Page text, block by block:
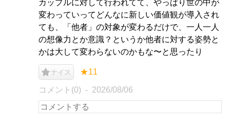
カップルに対して行われてて、やっぱり世の中が
変わっていってどんなに新しい価値観が導入され
ても、「他者」の対象が変わるだけで、一人一人
の想像力とか意識？というか他者に対する姿勢と
かは大して変わらないのかもな〜と思ったり
ナイス ★11
コメント(0) 2026/08/06